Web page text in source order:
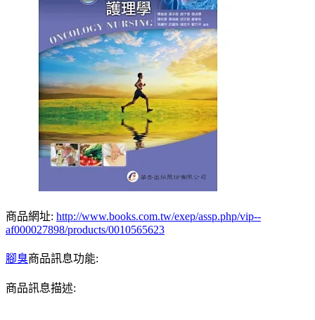
商品網址: http://www.books.com.tw/exep/assp.php/vip--
af000027898/products/0010565623
腳臭商品訊息功能:
商品訊息描述: